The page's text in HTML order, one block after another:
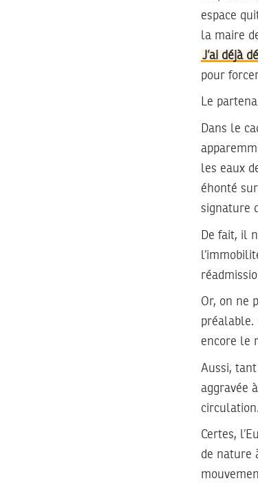
espace
la maire
J’ai déjà
pour
Le
Dans le
les eaux
éhonté
signature
De fait, il
Or, on ne
encore le
Aussi,
aggravée
circulation.
Certes,
de nature